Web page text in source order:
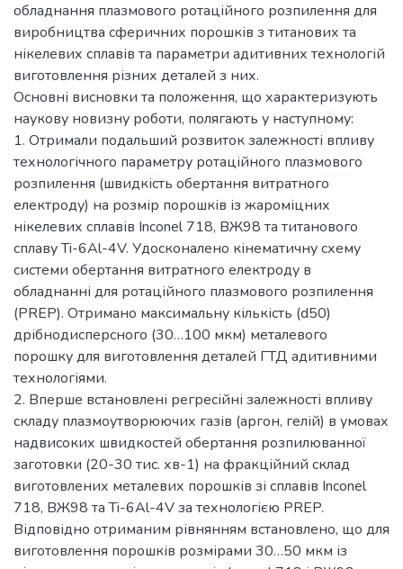
обладнання плазмового ротаційного розпилення для
виробництва сферичних порошків з титанових та
нікелевих сплавів та параметри адитивних технологій
виготовлення різних деталей з них.
Основні висновки та положення, що характеризують
наукову новизну роботи, полягають у наступному:
1. Отримали подальший розвиток залежності впливу
технологічного параметру ротаційного плазмового
розпилення (швидкість обертання витратного
електроду) на розмір порошків із жароміцних
нікелевих сплавів Inconel 718, ВЖ98 та титанового
сплаву Ti-6Al-4V. Удосконалено кінематичну схему
системи обертання витратного електроду в
обладнанні для ротаційного плазмового розпилення
(PREP). Отримано максимальну кількість (d50)
дрібнодисперсного (30…100 мкм) металевого
порошку для виготовлення деталей ГТД адитивними
технологіями.
2. Вперше встановлені регресійні залежності впливу
складу плазмоутворюючих газів (аргон, гелій) в умовах
надвисоких швидкостей обертання розпилюванної
заготовки (20-30 тис. хв-1) на фракційний склад
виготовлених металевих порошків зі сплавів Inconel
718, ВЖ98 та Ti-6Al-4V за технологією PREP.
Відповідно отриманим рівнянням встановлено, що для
виготовлення порошків розмірами 30…50 мкм із